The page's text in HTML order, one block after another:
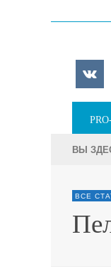
ВЫ
ВСЕ